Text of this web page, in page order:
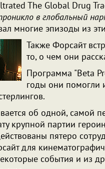
The Global Drug
в глобальный
многие эпизоды из
Также Форсайт
то, о чем они
Программа "Beta
годы они помогли
об одной, самой
крупной партии
пятеро
для
события и из